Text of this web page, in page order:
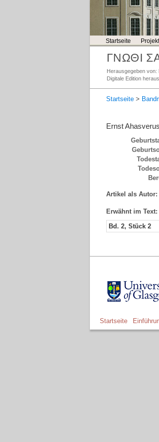
Startseite Projekt
ΓΝΩΘΙ
Herausgegeben von:
Digitale Edition
Startseite >
Ernst
Artikel als Autor:
Erwähnt im Text:
Bd. 2, Stück 2
Startseite